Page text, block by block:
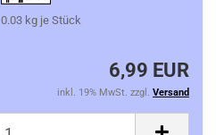
0.03kg je Stück
6,99 EUR
inkl. 19% MwSt. zzgl. Versand